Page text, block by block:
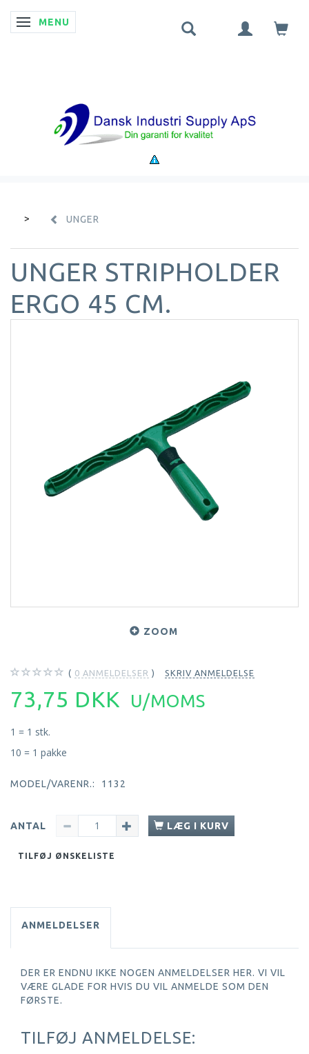
SKIFTE NAVIGATION
MENU
UNGER
UNGER STRIPHOLDER
ERGO 45 CM.
ZOOM
0 ANMELDELSER SKRIV ANMELDELSE
73,75 DKK U/MOMS
1 = 1 stk.
10 = 1 pakke
MODEL/VARENR.: 1132
ANTAL LÆG I KURV
TILFØJ ØNSKELISTE
ANMELDELSER
DER ER ENDNU IKKE NOGEN ANMELDELSER HER. VI VIL
VÆRE GLADE FOR HVIS DU VIL ANMELDE SOM DEN
FØRSTE.
TILFØJ ANMELDELSE: